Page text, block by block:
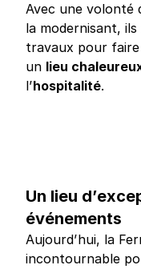
Avec une volonté
la modernisant,
travaux pour
un lieu
l’hospitalité.
Un lieu
événements
Aujourd’hui, la
incontournable